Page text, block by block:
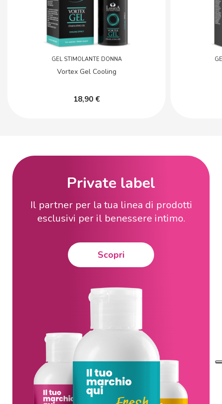
GEL STIMOLANTE DONNA
Vortex Gel Cooling
18,90 €
Private label
Il partner per la tua linea di prodotti
esclusivi per il benessere intimo.
Scopri